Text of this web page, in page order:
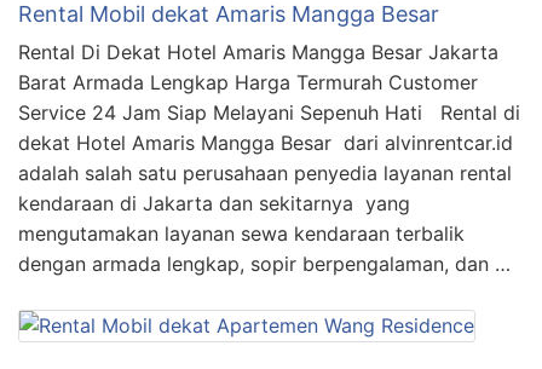
Rental Mobil dekat Amaris Mangga Besar
Rental Di Dekat Hotel Amaris Mangga Besar Jakarta
Barat Armada Lengkap Harga Termurah Customer
Service 24 Jam Siap Melayani Sepenuh Hati Rental di
dekat Hotel Amaris Mangga Besar dari alvinrentcar.id
adalah salah satu perusahaan penyedia layanan rental
kendaraan di Jakarta dan sekitarnya yang
mengutamakan layanan sewa kendaraan terbalik
dengan armada lengkap, sopir berpengalaman, dan …